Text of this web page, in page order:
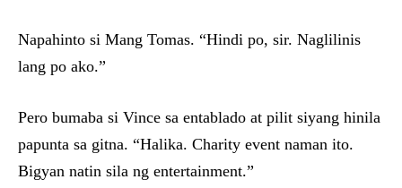
Napahinto si Mang Tomas. “Hindi po, sir. Naglilinis
lang po ako.”
Pero bumaba si Vince sa entablado at pilit siyang hinila
papunta sa gitna. “Halika. Charity event naman ito.
Bigyan natin sila ng entertainment.”